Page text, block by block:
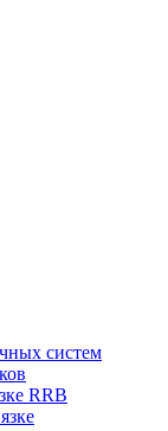
систем
RRB